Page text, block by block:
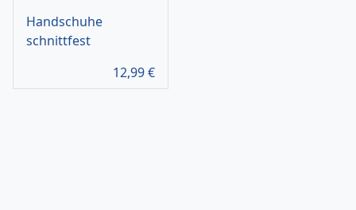
Handschuhe
schnittfest
12,99€